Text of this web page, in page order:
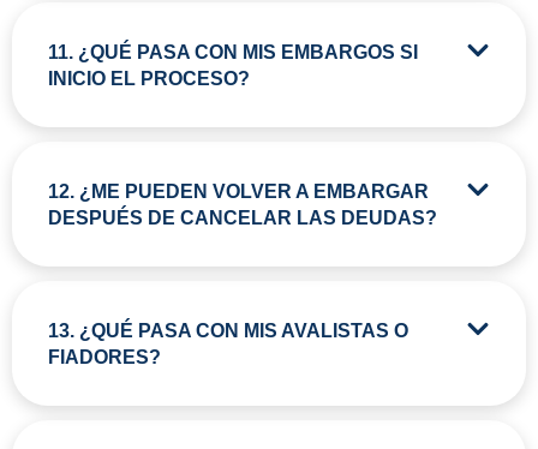
11. ¿QUÉ PASA CON MIS EMBARGOS SI
INICIO EL PROCESO?
12. ¿ME PUEDEN VOLVER A EMBARGAR
DESPUÉS DE CANCELAR LAS DEUDAS?
13. ¿QUÉ PASA CON MIS AVALISTAS O
FIADORES?